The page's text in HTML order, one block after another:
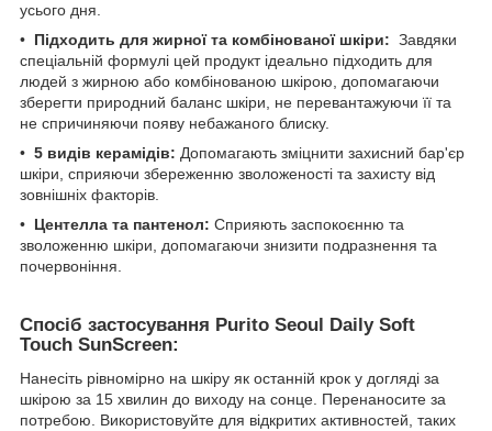
усього дня.
• Підходить для жирної та комбінованої шкіри: Завдяки
спеціальній формулі цей продукт ідеально підходить для
людей з жирною або комбінованою шкірою, допомагаючи
зберегти природний баланс шкіри, не перевантажуючи її та
не спричиняючи появу небажаного блиску.
• 5 видів керамідів: Допомагають зміцнити захисний бар'єр
шкіри, сприяючи збереженню зволоженості та захисту від
зовнішніх факторів.
• Центелла та пантенол: Сприяють заспокоєнню та
зволоженню шкіри, допомагаючи знизити подразнення та
почервоніння.
Спосіб застосування Purito Seoul Daily Soft
Touch SunScreen:
Нанесіть рівномірно на шкіру як останній крок у догляді за
шкірою за 15 хвилин до виходу на сонце. Перенаносите за
потребою. Використовуйте для відкритих активностей, таких